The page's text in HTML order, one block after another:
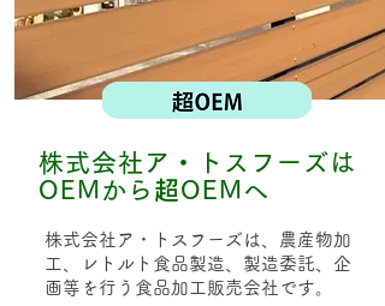
株式会社ア・トスフーズは
OEMから 超OEMへ
株式会社ア・トスフーズは、農産物加
工、レトルト食品製造、製造委託、企
画等を行う食品加工販売会社です。